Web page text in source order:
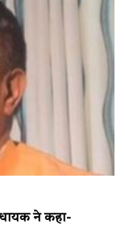
ने कहा-